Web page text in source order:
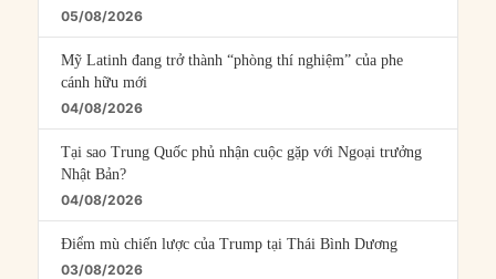
05/08/2026
Mỹ Latinh đang trở thành “phòng thí nghiệm” của phe
cánh hữu mới
04/08/2026
Tại sao Trung Quốc phủ nhận cuộc gặp với Ngoại trưởng
Nhật Bản?
04/08/2026
Điểm mù chiến lược của Trump tại Thái Bình Dương
03/08/2026